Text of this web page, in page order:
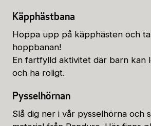
Käpphästbana
Hoppa upp på käpphästen och
hoppbanan!
En fartfylld aktivitet där barn kan
och ha roligt.
Pysselhörnan
Slå dig ner i vår pysselhörna och